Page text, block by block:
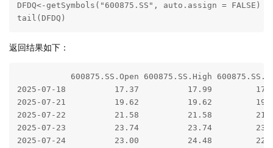
DFDQ<-getSymbols("600875.SS", auto.assign = FALSE)
tail(DFDQ)
返回结果如下：
600875.SS.Open 600875.SS.High
2025-07-18          17.37          17.99
2025-07-21          19.62          19.62
2025-07-22          21.58          21.58
2025-07-23          23.74          23.74
2025-07-24          23.00          24.48